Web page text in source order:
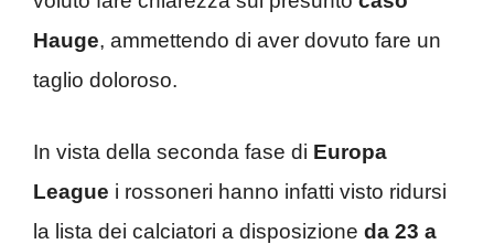
Hauge, ammettendo di aver dovuto fare un
taglio doloroso.
In vista della seconda fase di Europa
League i rossoneri hanno infatti visto ridursi
la lista dei calciatori a disposizione da 23 a